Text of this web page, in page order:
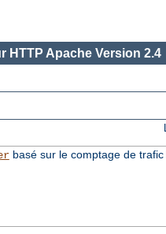
HTTP Apache Version 2.4
basé sur le comptage de trafic